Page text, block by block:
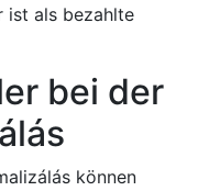
ist als bezahlte
bei der
können